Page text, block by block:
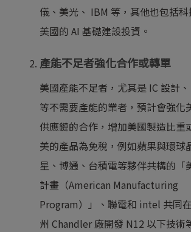
儀、美光、 IBM 等，其他也包括
美國的 AI 基礎建設投資。
產能不足者強化合作或轉單
美國產能不足者，尤其是 IC 設計
等不需要產能的業者，預計會強化
供應鏈的合作，增加美國製造比重
美的產品為免稅，例如蘋果與環球
星、博通、台積電等夥伴共構的「
計畫（American Manufacturing
Program）」、聯電和 intel 共同
州 Chandler 廠開發 N12 以下技術